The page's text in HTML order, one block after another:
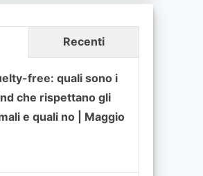
Recenti
free: quali sono i
che rispettano gli
e quali no | Maggio